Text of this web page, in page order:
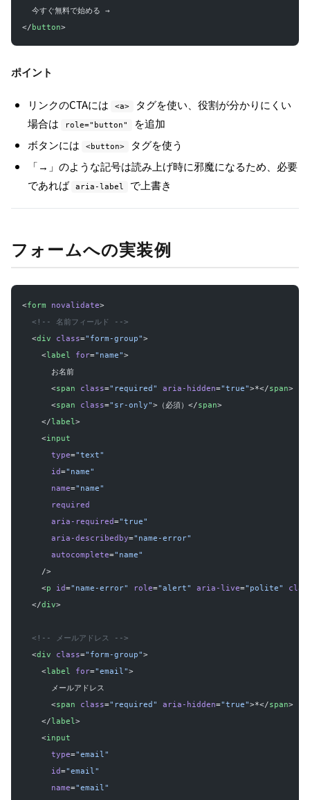
  今すぐ無料で始める →
</ button>
ポイント
リンクのCTAには <a>
タグを使い、役割が分かりにくい
場合は
role="button"
を追加
ボタンには
<button>
タグを使う
「→」のような記号は読み上げ時に邪魔になるため、必要
であれば
aria-label で上書き
フォームへの実装例
<form novalidate>
  <!-- 名前フィールド -->
  <
div class="form-group">
    <
label for="name">
      お名前
      <
span class="required" aria-hidden="true">*</span>
      <
span class="sr-only">（必須）</span>
    </
label>
    <
input
      type
="text"
      id
="name"
      name
="name"
      required
      aria-required
="true"
      aria-describedby
="name-error"
      autocomplete
="name"
    />
    <
p id="name-error" role="alert" aria-live="polite"
  </
div>
  <!-- メールアドレス -->
  <
div class="form-group">
    <
label for="email">
      メールアドレス
      <
span class="required" aria-hidden="true">*</span>
    </
label>
    <
input
      type
="email"
      id
="email"
      name
="email"